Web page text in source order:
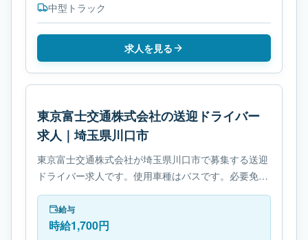
中型トラック
求人を見る
東京富士交通株式会社の送迎ドライバー
求人｜埼玉県川口市
東京富士交通株式会社が埼玉県川口市で募集する送迎
ドライバー求人です。使用車種はバスです。必要免許
は- 大型自動車第二種免許です。
給与
時給1,700円